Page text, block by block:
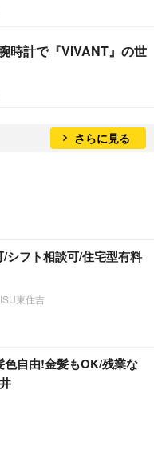
時計で『VIVANT』の世
さらに見る
/シフト相談可/住宅型有料
東住吉
自由!金髪もOK/残業な